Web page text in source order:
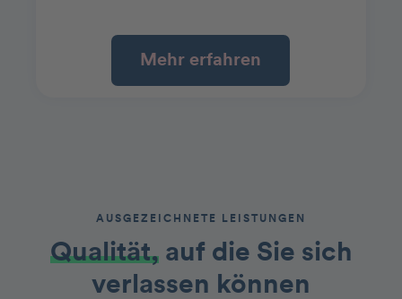
Mehr erfahren
AUSGEZEICHNETE LEISTUNGEN
Qualität,auf die Sie sich
verlassen können